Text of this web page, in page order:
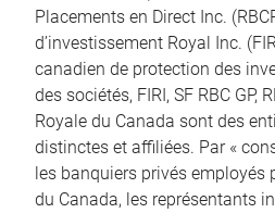
Placements en Direct Inc.
d’investissement Royal Inc.
canadien de protection des
des sociétés, FIRI, SF RBC GP,
Royale du Canada sont des
distinctes et affiliées. Par «
les banquiers privés employés
du Canada, les représentants